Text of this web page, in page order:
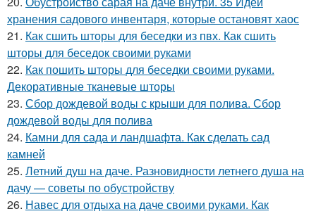
хранения садового инвентаря, которые остановят хаос
21. Как сшить шторы для беседки из пвх. Как сшить
шторы для беседок своими руками
22. Как пошить шторы для беседки своими руками.
Декоративные тканевые шторы
23. Сбор дождевой воды с крыши для полива. Сбор
дождевой воды для полива
24. Камни для сада и ландшафта. Как сделать сад
камней
25. Летний душ на даче. Разновидности летнего душа на
дачу — советы по обустройству
26. Навес для отдыха на даче своими руками. Как